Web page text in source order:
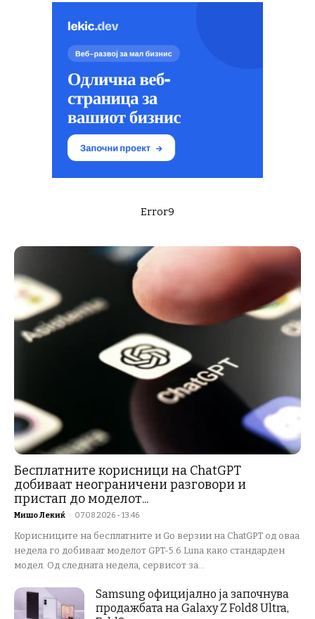
Error9
Бесплатните корисници на ChatGPT
добиваат неограничени разговори и
пристап до моделот...
Мишо Лекиќ - 07.08.2026 - 13:46
Корисниците на бесплатните и Go верзии на ChatGPT од оваа
недела го добиваат моделот GPT-5.6 Luna како стандарден
модел. Од следната недела, сервисот за...
Samsung официјално ја започнува
продажбата на Galaxy Z Fold8 Ultra,